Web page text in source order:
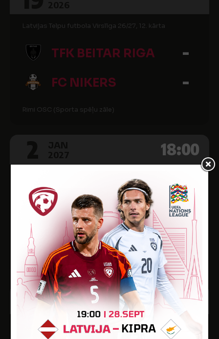
Latvijas Telpu futbola Virslīga 26/27, 12. kārta
TFK BEITAR RIGA -
FC NIKERS -
Rimi OSC (Sporta spēļu zāle)
18:00
FC NIKERS -
FC TALSI -
Kuldīgas sporta halle
9 JAN 18:00
2027
Latvijas Telpu futbola Virslīga 26/27, 14. kārta